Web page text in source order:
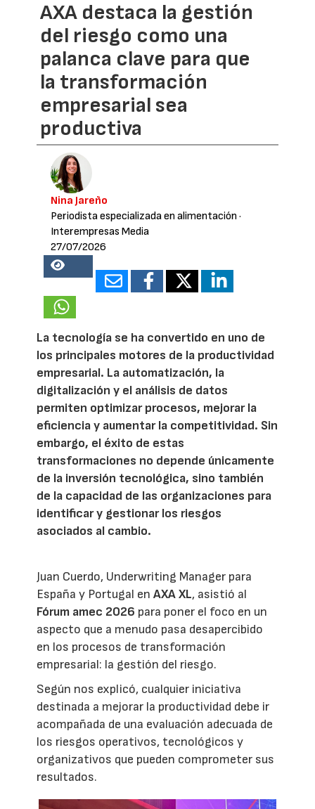
AXA destaca la gestión
del riesgo como una
palanca clave para que
la transformación
empresarial sea
productiva
Nina Jareño
Periodista especializada en alimentación ·
Interempresas Media
27/07/2026
18204
La tecnología se ha convertido en uno de
los principales motores de la productividad
empresarial. La automatización, la
digitalización y el análisis de datos
permiten optimizar procesos, mejorar la
eficiencia y aumentar la competitividad. Sin
embargo, el éxito de estas
transformaciones no depende únicamente
de la inversión tecnológica, sino también
de la capacidad de las organizaciones para
identificar y gestionar los riesgos
asociados al cambio.
Juan Cuerdo, Underwriting Manager para
España y Portugal enAXA XL, asistió al
Fórum amec 2026 para poner el foco en un
aspecto que a menudo pasa desapercibido
en los procesos de transformación
empresarial: la gestión del riesgo.
Según nos explicó, cualquier iniciativa
destinada a mejorar la productividad debe ir
acompañada de una evaluación adecuada de
los riesgos operativos, tecnológicos y
organizativos que pueden comprometer sus
resultados.